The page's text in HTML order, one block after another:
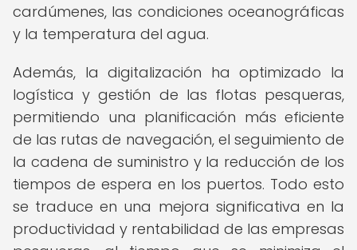
cardúmenes, las condiciones oceanográficas
y la temperatura del agua.
Además, la digitalización ha optimizado la
logística y gestión de las flotas pesqueras,
permitiendo una planificación más eficiente
de las rutas de navegación, el seguimiento de
la cadena de suministro y la reducción de los
tiempos de espera en los puertos. Todo esto
se traduce en una mejora significativa en la
productividad y rentabilidad de las empresas